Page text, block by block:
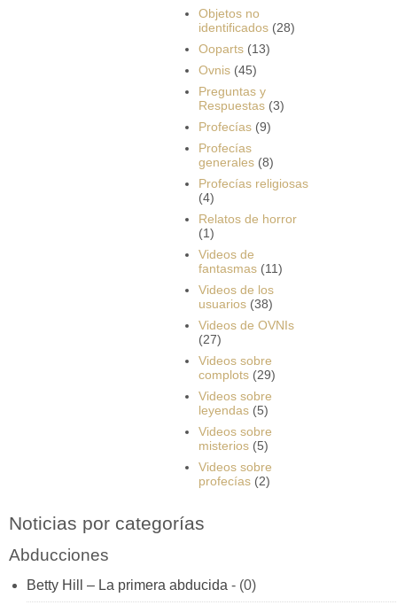
Objetos no
identificados (28)
Ooparts (13)
Ovnis (45)
Preguntas y
Respuestas (3)
Profecías (9)
Profecías
generales (8)
Profecías religiosas
(4)
Relatos de horror
(1)
Videos de
fantasmas (11)
Videos de los
usuarios (38)
Videos de OVNIs
(27)
Videos sobre
complots (29)
Videos sobre
leyendas (5)
Videos sobre
misterios (5)
Videos sobre
profecías (2)
Noticias por categorías
Abducciones
Betty Hill – La primera abducida - (0)